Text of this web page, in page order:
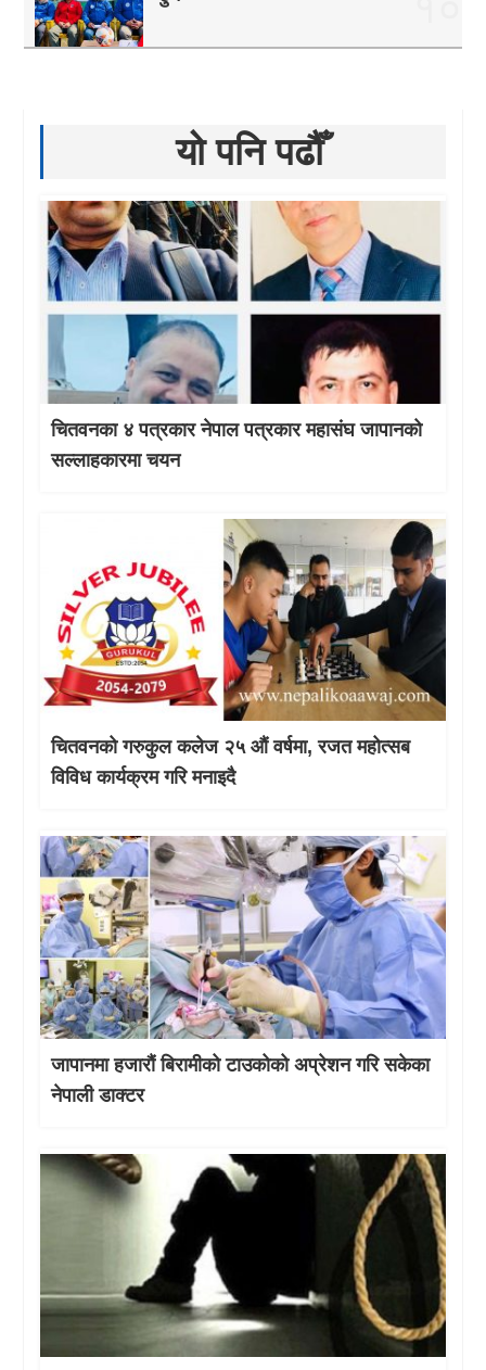
यो पनि पढौँ
चितवनका ४ पत्रकार नेपाल पत्रकार महासंघ जापानको
सल्लाहकारमा चयन
चितवनको गरुकुल कलेज २५ औं वर्षमा, रजत महोत्सब
विविध कार्यक्रम गरि मनाइदै
जापानमा हजारौं बिरामीको टाउकोको अप्रेशन गरि सकेका
नेपाली डाक्टर